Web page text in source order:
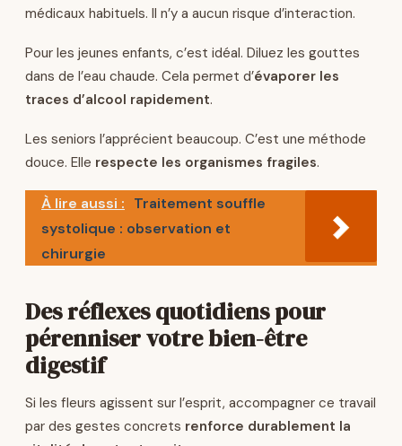
médicaux habituels. Il n’y a aucun risque d’interaction.
Pour les jeunes enfants, c’est idéal. Diluez les gouttes
dans de l’eau chaude. Cela permet d’évaporer les
traces d’alcool rapidement.
Les seniors l’apprécient beaucoup. C’est une méthode
douce. Elle respecte les organismes fragiles.
À lire aussi : Traitement souffle
systolique : observation et
chirurgie
Des réflexes quotidiens pour
pérenniser votre bien-être
digestif
Si les fleurs agissent sur l’esprit, accompagner ce travail
par des gestes concrets renforce durablement la